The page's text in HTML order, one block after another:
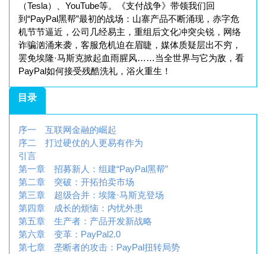
（Tesla）、YouTube等。《支付战争》带领我们回
到“PayPal黑帮”最初的战场：山寨产品不断涌现，赤字危
机节节逼近，公司几经易主，重组后文化冲突尖锐，网络
诈骗汹涌来袭，客服危机迫在眉睫，媒体质疑层出不穷，
罢免埃隆·马斯克掀起血雨腥风……当全世界与它为敌，看
PayPal如何接受残酷洗礼，浴火重生！
目录
序一 互联网金融的崛起
序二 打过硬仗的人更易有作为
引言
第一章 招募新人：组建“PayPal黑帮”
第二章 突破：开拓拍卖市场
第三章 超级合并：埃隆·马斯克登场
第四章 成长的烦恼：内忧外患
第五章 生产者：产品开发新战略
第六章 变革：PayPal2.0
第七章 垄断者的攻击：PayPal扭转局势